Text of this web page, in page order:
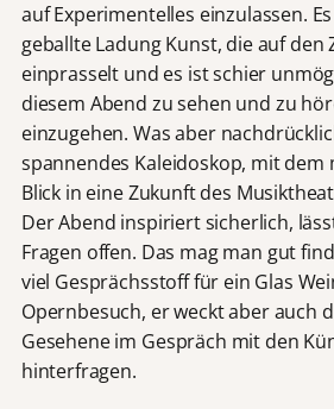
auf Experimentelles einzulassen.
geballte Ladung Kunst, die auf den
einprasselt und es ist schier
diesem Abend zu sehen und zu
einzugehen. Was aber
spannendes Kaleidoskop, mit dem
Blick in eine Zukunft des
Der Abend inspiriert sicherlich,
Fragen offen. Das mag man gut
viel Gesprächsstoff für ein Glas
Opernbesuch, er weckt aber auch
Gesehene im Gespräch mit den
hinterfragen.